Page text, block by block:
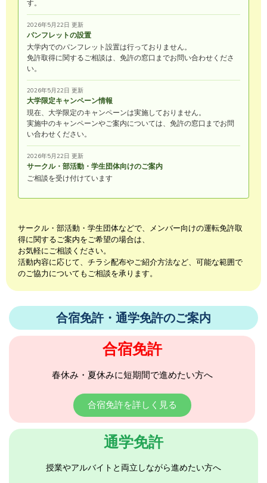
す。
2026年5月22日 更新
パンフレットの設置
大学内でのパンフレット設置は行っておりません。
免許取得に関するご相談は、免許の窓口までお問い合わせくださ
い。
2026年5月22日 更新
大学限定キャンペーン情報
現在、大学限定のキャンペーンは実施しておりません。
実施中のキャンペーンやご案内については、免許の窓口までお問
い合わせください。
2026年5月22日 更新
サークル・部活動・学生団体向けのご案内
ご相談を受け付けています
サークル・部活動・学生団体などで、メンバー向けの運転免許取
得に関するご案内をご希望の場合は、
お気軽にご相談ください。
活動内容に応じて、チラシ配布やご紹介方法など、可能な範囲で
のご協力についてもご相談を承ります。
合宿免許・通学免許のご案内
合宿免許
春休み・夏休みに短期間で進めたい方へ
合宿免許を詳しく見る
通学免許
授業やアルバイトと両立しながら進めたい方へ